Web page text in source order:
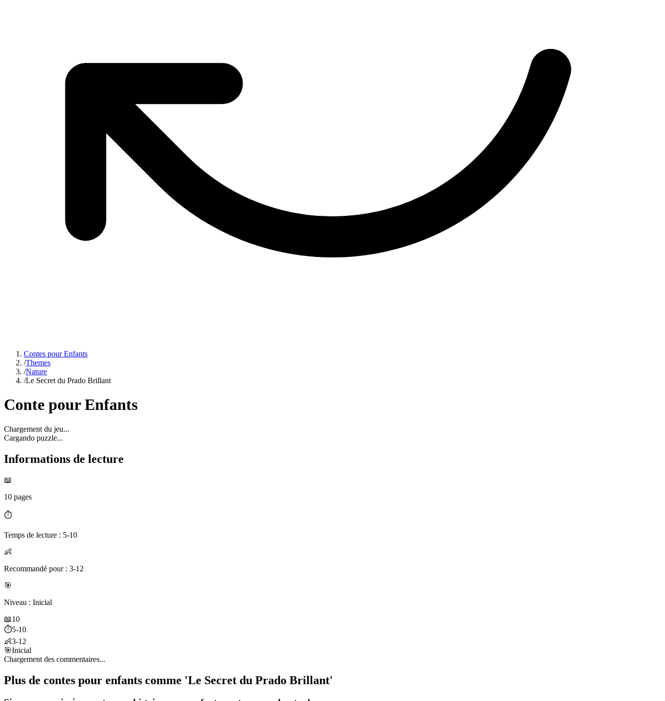
Contes pour Enfants
/Themes
/Nature
/Le Secret du Prado Brillant
Conte pour Enfants
Chargement du jeu...
Cargando puzzle...
Informations de lecture
📖
10 pages
⏱️
Temps de lecture : 5-10
👶
Recommandé pour : 3-12
🎯
Niveau : Inicial
📖10
⏱️5-10
👶3-12
🎯Inicial
Chargement des commentaires...
Plus de contes pour enfants comme 'Le Secret du Prado Brillant'